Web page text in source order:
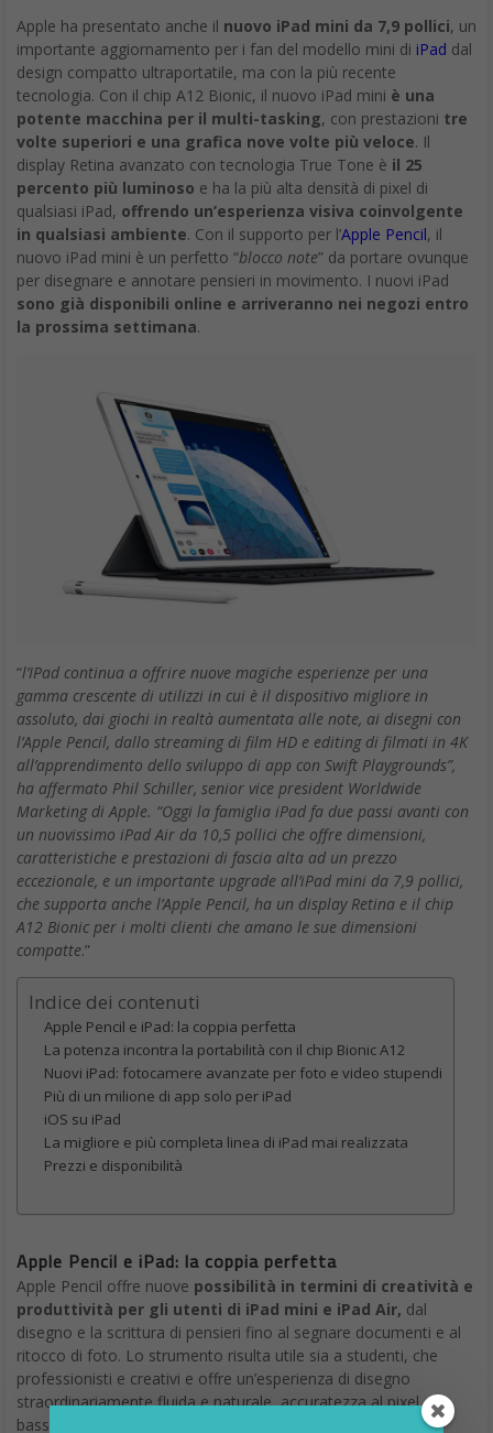
Apple ha presentato anche il nuovo iPad mini da 7,9 pollici, un
importante aggiornamento per i fan del modello mini di iPad dal
design compatto ultraportatile, ma con la più recente
tecnologia. Con il chip A12 Bionic, il nuovo iPad mini è una
potente macchina per il multi-tasking, con prestazioni tre
volte superiori e una grafica nove volte più veloce. Il
display Retina avanzato con tecnologia True Tone è il 25
percento più luminoso e ha la più alta densità di pixel di
qualsiasi iPad, offrendo un’esperienza visiva coinvolgente
in qualsiasi ambiente. Con il supporto per l’Apple Pencil, il
nuovo iPad mini è un perfetto “blocco note” da portare ovunque
per disegnare e annotare pensieri in movimento. I nuovi iPad
sono già disponibili online e arriveranno nei negozi entro
la prossima settimana.
“l’IPad continua a offrire nuove magiche esperienze per una
gamma crescente di utilizzi in cui è il dispositivo migliore in
assoluto, dai giochi in realtà aumentata alle note, ai disegni con
l’Apple Pencil, dallo streaming di film HD e editing di filmati in 4K
all’apprendimento dello sviluppo di app con Swift Playgrounds”,
ha affermato Phil Schiller, senior vice president Worldwide
Marketing di Apple. “Oggi la famiglia iPad fa due passi avanti con
un nuovissimo iPad Air da 10,5 pollici che offre dimensioni,
caratteristiche e prestazioni di fascia alta ad un prezzo
eccezionale, e un importante upgrade all’iPad mini da 7,9 pollici,
che supporta anche l’Apple Pencil, ha un display Retina e il chip
A12 Bionic per i molti clienti che amano le sue dimensioni
compatte.”
Indice dei contenuti
Apple Pencil e iPad: la coppia perfetta
La potenza incontra la portabilità con il chip Bionic A12
Nuovi iPad: fotocamere avanzate per foto e video stupendi
Più di un milione di app solo per iPad
iOS su iPad
La migliore e più completa linea di iPad mai realizzata
Prezzi e disponibilità
Apple Pencil e iPad: la coppia perfetta
Apple Pencil offre nuove possibilità in termini di creatività e
produttività per gli utenti di iPad mini e iPad Air, dal
disegno e la scrittura di pensieri fino al segnare documenti e al
ritocco di foto. Lo strumento risulta utile sia a studenti, che
professionisti e creativi e offre un’esperienza di disegno
straordinariamente fluida e naturale, accuratezza al pixel e
bassa latenza per attività con app note, come Procreate,